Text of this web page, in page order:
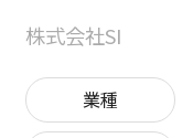
株式会社SI
業種